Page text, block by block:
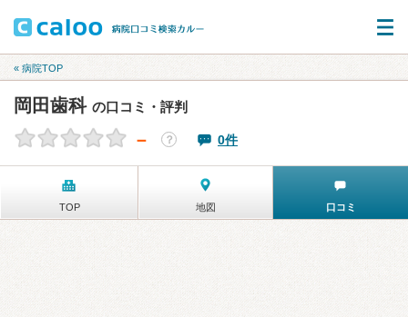
« 病院TOP
岡田歯科 の口コミ・評判
－ ？ 0件
TOP 地図 口コミ